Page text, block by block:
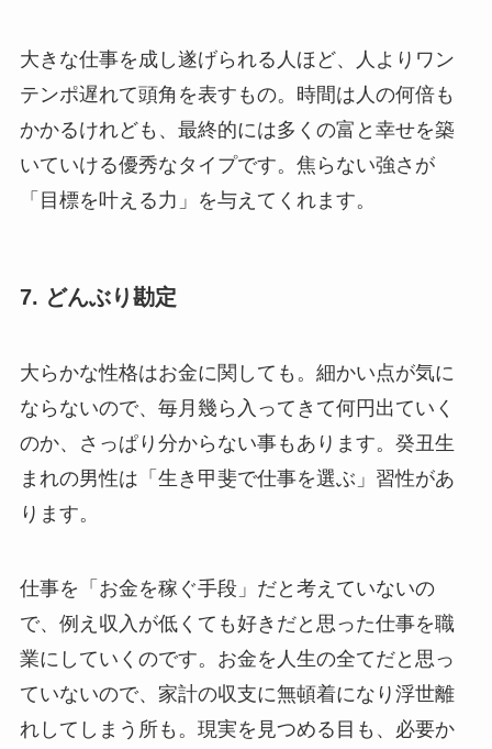
大きな仕事を成し遂げられる人ほど、人よりワン
テンポ遅れて頭角を表すもの。時間は人の何倍も
かかるけれども、最終的には多くの富と幸せを築
いていける優秀なタイプです。焦らない強さが
「目標を叶える力」を与えてくれます。
7. どんぶり勘定
大らかな性格はお金に関しても。細かい点が気に
ならないので、毎月幾ら入ってきて何円出ていく
のか、さっぱり分からない事もあります。癸丑生
まれの男性は「生き甲斐で仕事を選ぶ」習性があ
ります。
仕事を「お金を稼ぐ手段」だと考えていないの
で、例え収入が低くても好きだと思った仕事を職
業にしていくのです。お金を人生の全てだと思っ
ていないので、家計の収支に無頓着になり浮世離
れしてしまう所も。現実を見つめる目も、必要か